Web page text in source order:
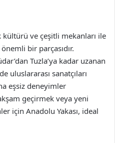
kültürü ve çeşitli mekanları ile
bir parçasıdır.
Tuzla’ya kadar uzanan
uluslararası sanatçıları
eşsiz deneyimler
geçirmek veya yeni
için Anadolu Yakası, ideal